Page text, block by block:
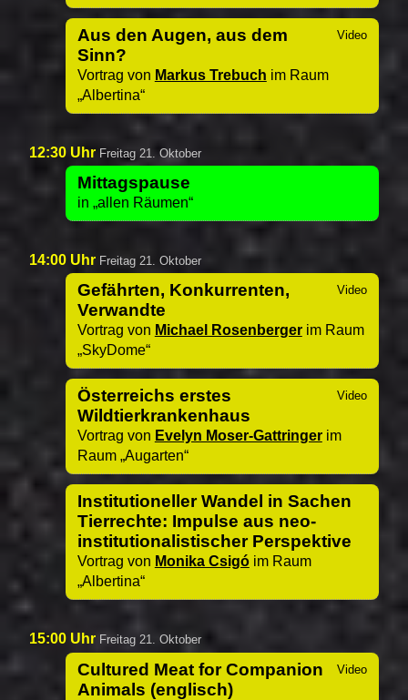
Aus den Augen, aus dem
Sinn?
Vortrag von Markus Trebuch im Raum
Albertina
12:30 Uhr Freitag 21. Oktober
Mittagspause
in allen Räumen
14:00 Uhr Freitag 21. Oktober
Gefährten, Konkurrenten,
Verwandte
Vortrag von Michael Rosenbergerim Raum
SkyDome
Österreichs erstes
Wildtierkrankenhaus
Vortrag von Evelyn Moser-Gattringerim
Raum Augarten
Institutioneller Wandel in Sachen
Tierrechte: Impulse aus neo-
institutionalistischer Perspektive
Vortrag von Monika Csigóim Raum
Albertina
15:00 Uhr Freitag 21. Oktober
Cultured Meat for Companion
Animals (englisch)